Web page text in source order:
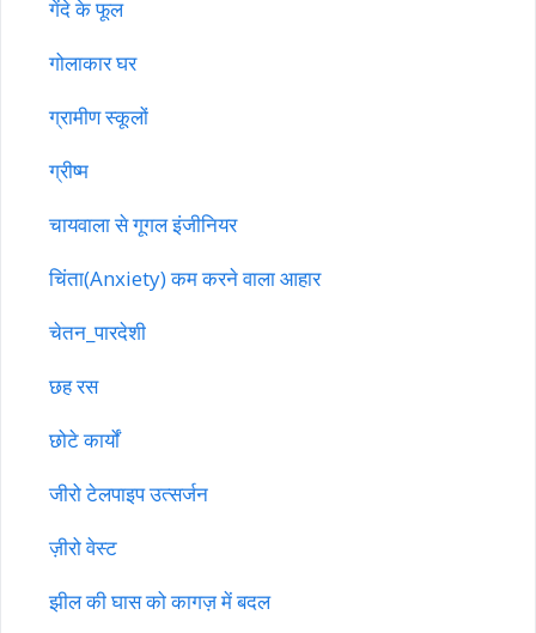
गेंदे के फूल
गोलाकार घर
ग्रामीण स्कूलों
ग्रीष्म
चायवाला से गूगल इंजीनियर
चिंता(Anxiety) कम करने वाला आहार
चेतन_पारदेशी
छह रस
छोटे कार्यों
जीरो टेलपाइप उत्सर्जन
ज़ीरो वेस्ट
झील की घास को कागज़ में बदल